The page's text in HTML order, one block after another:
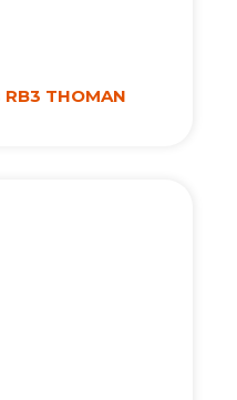
THOMAN